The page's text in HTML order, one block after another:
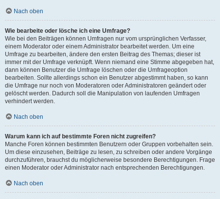
Nach oben
Wie bearbeite oder lösche ich eine Umfrage?
Wie bei den Beiträgen können Umfragen nur vom ursprünglichen Verfasser,
einem Moderator oder einem Administrator bearbeitet werden. Um eine
Umfrage zu bearbeiten, ändere den ersten Beitrag des Themas; dieser ist
immer mit der Umfrage verknüpft. Wenn niemand eine Stimme abgegeben hat,
dann können Benutzer die Umfrage löschen oder die Umfrageoption
bearbeiten. Sollte allerdings schon ein Benutzer abgestimmt haben, so kann
die Umfrage nur noch von Moderatoren oder Administratoren geändert oder
gelöscht werden. Dadurch soll die Manipulation von laufenden Umfragen
verhindert werden.
Nach oben
Warum kann ich auf bestimmte Foren nicht zugreifen?
Manche Foren können bestimmten Benutzern oder Gruppen vorbehalten sein.
Um diese einzusehen, Beiträge zu lesen, zu schreiben oder andere Vorgänge
durchzuführen, brauchst du möglicherweise besondere Berechtigungen. Frage
einen Moderator oder Administrator nach entsprechenden Berechtigungen.
Nach oben